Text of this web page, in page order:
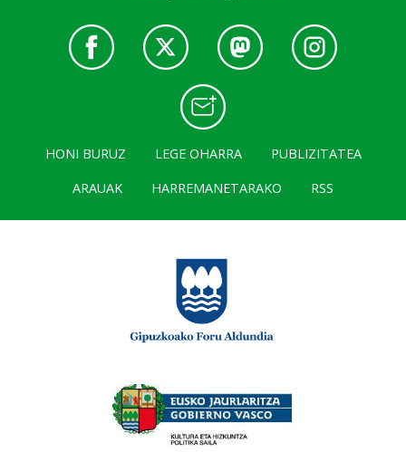
HONI BURUZ LEGE OHARRA
PUBLIZITATEA
ARAUAK
HARREMANETARAKO RSS